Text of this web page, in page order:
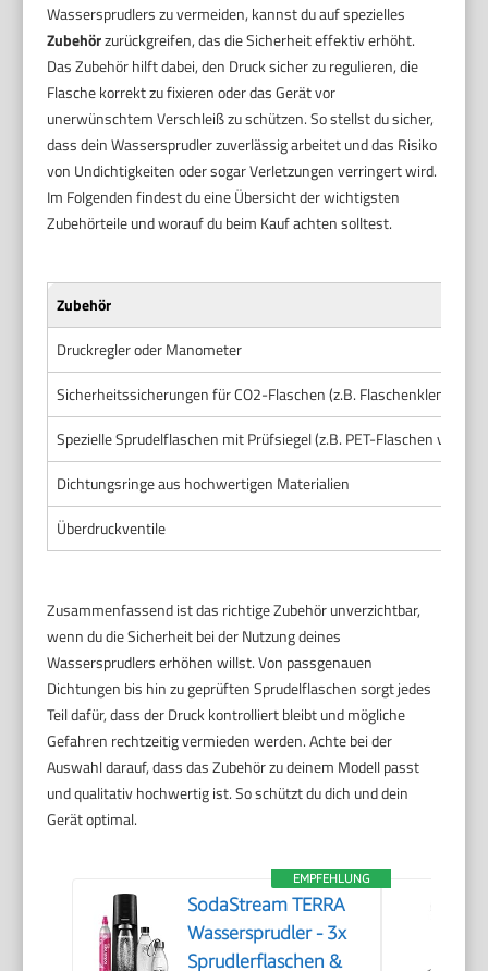
Wassersprudlers zu vermeiden, kannst du auf spezielles
Zubehörzurückgreifen, das die Sicherheit effektiv erhöht.
Das Zubehör hilft dabei, den Druck sicher zu regulieren, die
Flasche korrekt zu fixieren oder das Gerät vor
unerwünschtem Verschleiß zu schützen. So stellst du sicher,
dass dein Wassersprudler zuverlässig arbeitet und das Risiko
von Undichtigkeiten oder sogar Verletzungen verringert wird.
Im Folgenden findest du eine Übersicht der wichtigsten
Zubehörteile und worauf du beim Kauf achten solltest.
Zubehör
Druckregler oder Manometer
Sicherheitssicherungen für CO2-Flaschen (z.B. Flaschenklemmen)
Spezielle Sprudelflaschen mit Prüfsiegel (z.B. PET-Flaschen von
Dichtungsringe aus hochwertigen Materialien
Überdruckventile
Zusammenfassend ist das richtige Zubehör unverzichtbar,
wenn du die Sicherheit bei der Nutzung deines
Wassersprudlers erhöhen willst. Von passgenauen
Dichtungen bis hin zu geprüften Sprudelflaschen sorgt jedes
Teil dafür, dass der Druck kontrolliert bleibt und mögliche
Gefahren rechtzeitig vermieden werden. Achte bei der
Auswahl darauf, dass das Zubehör zu deinem Modell passt
und qualitativ hochwertig ist. So schützt du dich und dein
Gerät optimal.
EMPFEHLUNG
SodaStream TERRA
Wassersprudler - 3x
Sprudlerflaschen &